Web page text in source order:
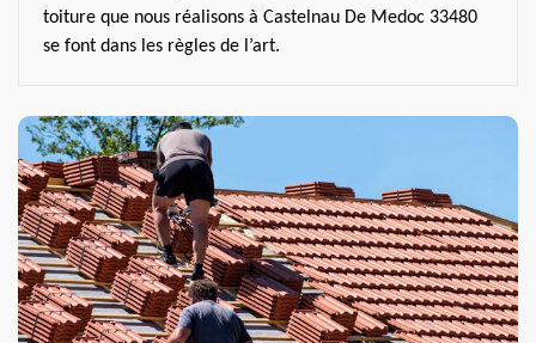
toiture que nous réalisons à Castelnau De Medoc 33480
se font dans les règles de l’art.